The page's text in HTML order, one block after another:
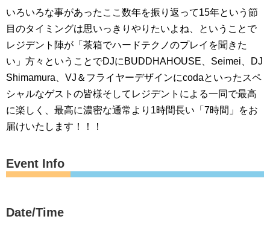
いろいろな事があったここ数年を振り返って15年という節
目のタイミングは思いっきりやりたいよね、ということで
レジデント陣が「茶箱でハードテクノのプレイを聞きた
い」方々ということでDJにBUDDHAHOUSE、Seimei、DJ
Shimamura、VJ＆フライヤーデザインにcodaといったスペ
シャルなゲストの皆様そしてレジデントによる一同で最高
に楽しく、最高に濃密な通常より1時間長い「7時間」をお
届けいたします！！！
Event Info
Date/Time